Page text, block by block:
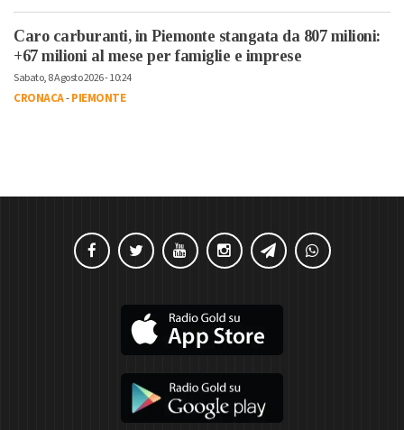
Caro carburanti, in Piemonte stangata da 807 milioni:
+67 milioni al mese per famiglie e imprese
Sabato, 8 Agosto 2026 - 10:24
CRONACA-PIEMONTE